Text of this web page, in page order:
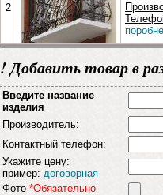
2
! Добавить товар в
Введите название
изделия
Производитель:
Контактный телефон:
Укажите цену:
пример: договорная
Фото *Обязательно